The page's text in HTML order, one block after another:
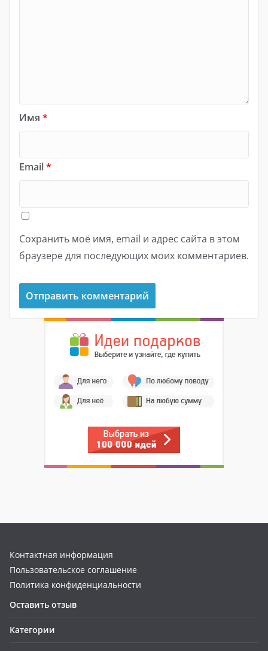
Имя *
Email*
Сохранить моё имя, email и адрес сайта в этом
браузере для последующих моих комментариев.
Контактная информация
Пользовательское соглашение
Политика конфиденциальности
Оставить отзыв
Категории